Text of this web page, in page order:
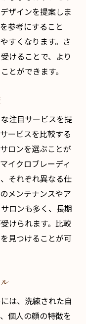
ザインを提案しま
参考にすること
すくなります。さ
けることで、より
とができます。
注目サービスを提
ービスを比較する
ロンを選ぶことが
イクロブレーディ
それぞれ異なる仕
メンテナンスやア
ロンも多く、長期
けられます。比較
見つけることが可
は、洗練された自
個人の顔の特徴を